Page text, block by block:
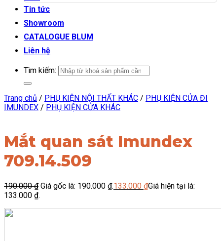
Tin tức
Showroom
CATALOGUE BLUM
Liên hệ
Tìm kiếm:
Trang chủ / PHỤ KIỆN NỘI THẤT KHÁC / PHỤ KIỆN CỬA ĐI
IMUNDEX / PHỤ KIỆN CỬA KHÁC
Mắt quan sát Imundex
709.14.509
190.000₫ Giá gốc là: 190.000 ₫.133.000 ₫Giá hiện tại là:
133.000 ₫.